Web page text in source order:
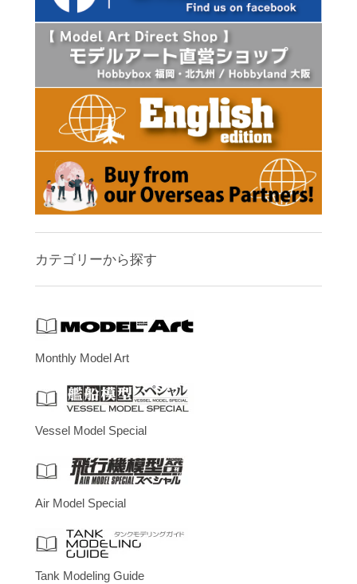
カテゴリーから探す
Monthly Model Art
Vessel Model Special
Air Model Special
Tank Modeling Guide